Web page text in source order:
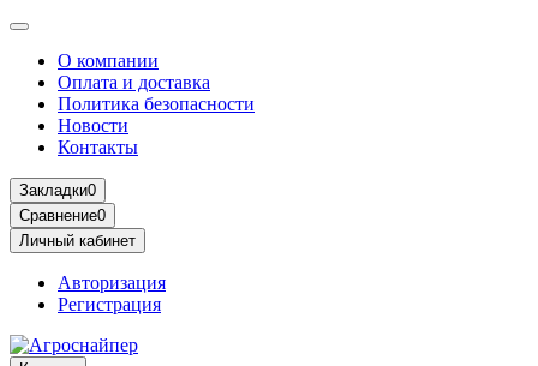
О компании
Оплата и доставка
Политика безопасности
Новости
Контакты
Закладки0
Сравнение0
Личный кабинет
Авторизация
Регистрация